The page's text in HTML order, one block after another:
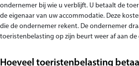
ondernemer bij wie u verblijft. U betaalt de
de eigenaar van uw accommodatie. Deze
die de ondernemer rekent. De ondernemer
toeristenbelasting op zijn beurt weer af aan de
Hoeveel toeristenbelasting